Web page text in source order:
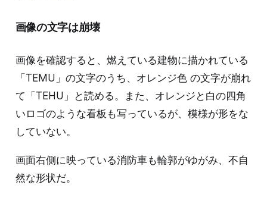
画像の文字は崩壊
画像を確認すると、燃えている建物に描かれている
「TEMU」の文字のうち、オレンジ色 の文字が崩れ
て「TEHU」と読める。また、オレンジと白の四角
いロゴのような看板も写っているが、模様が形をな
していない。
画面右側に映っている消防車も輪郭がゆがみ、不自
然な形状だ。